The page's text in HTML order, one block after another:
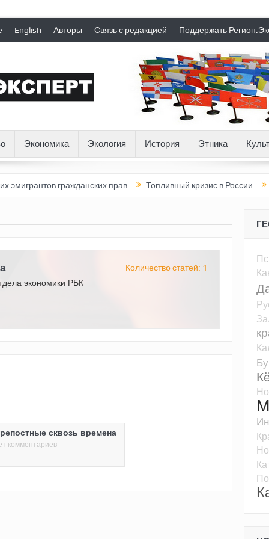
English Авторы Связь с редакцией Поддержать
Экономика Экология История Этника
гражданских прав Топливный кризис в России
Количество статей: 1
экономики РБК
сквозь времена
комментариев